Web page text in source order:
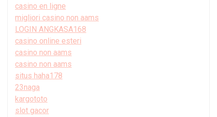
casino en ligne
migliori casino non aams
LOGIN ANGKASA168
casino online esteri
casino non aams
casino non aams
situs haha178
23naga
kargototo
slot gacor